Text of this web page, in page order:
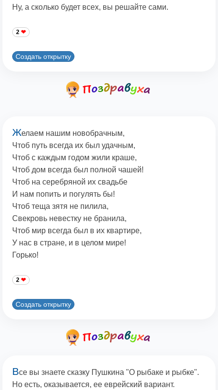
Ну, а сколько будет всех, вы решайте сами.
2
Создать открытку
Желаем нашим новобрачным,
Чтоб путь всегда их был удачным,
Чтоб с каждым годом жили краше,
Чтоб дом всегда был полной чашей!
Чтоб на серебряной их свадьбе
И нам попить и погулять бы!
Чтоб теща зятя не пилила,
Свекровь невестку не бранила,
Чтоб мир всегда был в их квартире,
У нас в стране, и в целом мире!
Горько!
2
Создать открытку
Все вы знаете сказку Пушкина "О рыбаке и рыбке".
Но есть, оказывается, ее еврейский вариант.